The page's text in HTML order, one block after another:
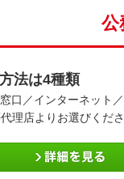
公
法は4種類
口／インターネット
理店よりお選びくださ